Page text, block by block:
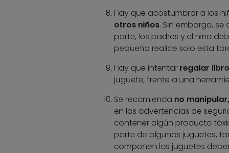
Hay que acostumbrar a los
otros niños. Sin embargo,
parte, los padres y el niño
pequeño realice solo esta
Hay que intentar regalar
juguete, frente a una
Se recomienda no
en las advertencias de
contener algún producto
parte de algunos juguetes,
componen los juguetes